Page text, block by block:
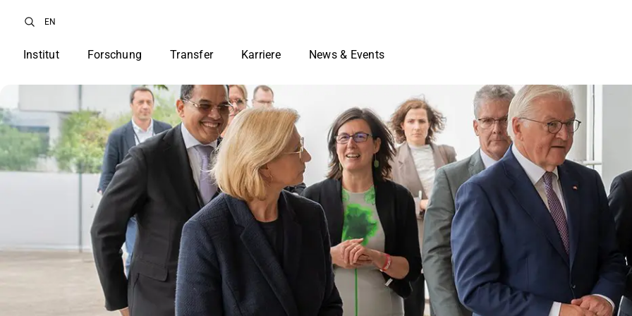
EN
Institut Forschung Transfer Karriere News & Events